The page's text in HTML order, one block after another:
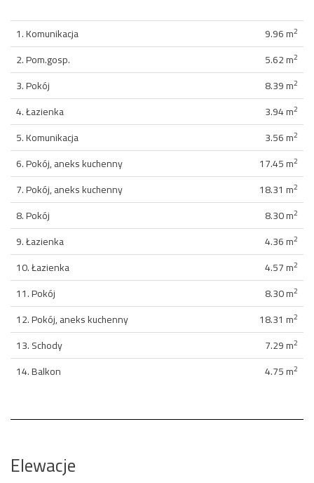
1. Komunikacja 9.96 m2
2. Pom.gosp. 5.62 m2
3. Pokój 8.39 m2
4. Łazienka 3.94 m2
5. Komunikacja 3.56 m2
6. Pokój, aneks kuchenny 17.45 m2
7. Pokój, aneks kuchenny 18.31 m2
8. Pokój 8.30 m2
9. Łazienka 4.36 m2
10. Łazienka 4.57 m2
11. Pokój 8.30 m2
12. Pokój, aneks kuchenny 18.31 m2
13. Schody 7.29 m2
14. Balkon 4.75 m2
Elewacje